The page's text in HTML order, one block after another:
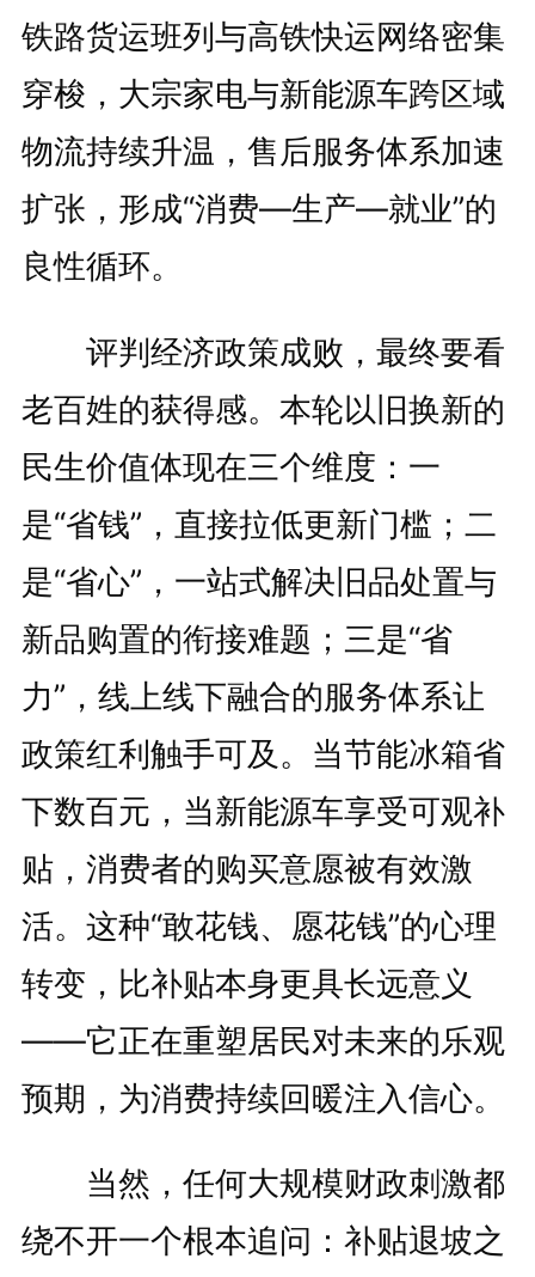
铁路货运班列与高铁快运网络密集
穿梭，大宗家电与新能源车跨区域
物流持续升温，售后服务体系加速
扩张，形成“消费—生产—就业”的
良性循环。
评判经济政策成败，最终要看
老百姓的获得感。本轮以旧换新的
民生价值体现在三个维度：一
是“省钱”，直接拉低更新门槛；二
是“省心”，一站式解决旧品处置与
新品购置的衔接难题；三是“省
力”，线上线下融合的服务体系让
政策红利触手可及。当节能冰箱省
下数百元，当新能源车享受可观补
贴，消费者的购买意愿被有效激
活。这种“敢花钱、愿花钱”的心理
转变，比补贴本身更具长远意义
——它正在重塑居民对未来的乐观
预期，为消费持续回暖注入信心。
当然，任何大规模财政刺激都
绕不开一个根本追问：补贴退坡之